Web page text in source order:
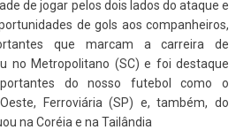
de jogar pelos dois lados do ataque e
de gols aos companheiros,
que marcam a carreira de
no Metropolitano (SC) e foi destaque
do nosso futebol como o
Ferroviária (SP) e, também, do
na Coréia e na Tailândia